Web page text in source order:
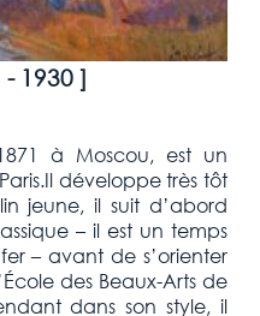
- 1930]
à Moscou, est un
développe très tôt
jeune, il suit d’abord
– il est un temps
– avant de s’orienter
des Beaux-Arts de
dans son style, il